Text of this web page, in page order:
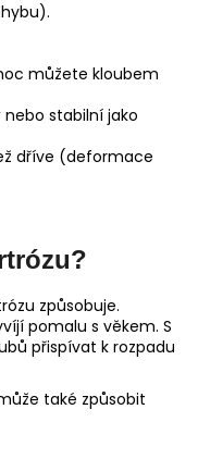
můžete kloubem
stabilní jako
dříve (deformace
způsobuje.
pomalu s věkem. S
přispívat k rozpadu
také způsobit